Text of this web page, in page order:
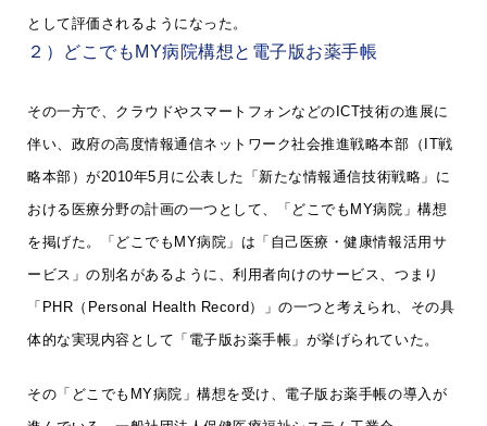
として評価されるようになった。
２）どこでもMY病院構想と電子版お薬手帳
その一方で、クラウドやスマートフォンなどのICT技術の進展に
伴い、政府の高度情報通信ネットワーク社会推進戦略本部（IT戦
略本部）が2010年5月に公表した「新たな情報通信技術戦略」に
おける医療分野の計画の一つとして、「どこでもMY病院」構想
を掲げた。「どこでもMY病院」は「自己医療・健康情報活用サ
ービス」の別名があるように、利用者向けのサービス、つまり
「PHR（Personal Health Record）」の一つと考えられ、その具
体的な実現内容として「電子版お薬手帳」が挙げられていた。
その「どこでもMY病院」構想を受け、電子版お薬手帳の導入が